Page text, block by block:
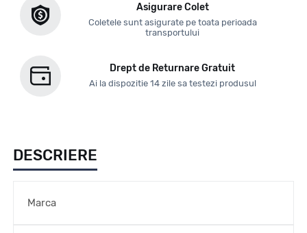
Asigurare Colet
Coletele sunt asigurate pe toata perioada
transportului
Drept de Returnare Gratuit
Ai la dispozitie 14 zile sa testezi produsul
DESCRIERE
Marca